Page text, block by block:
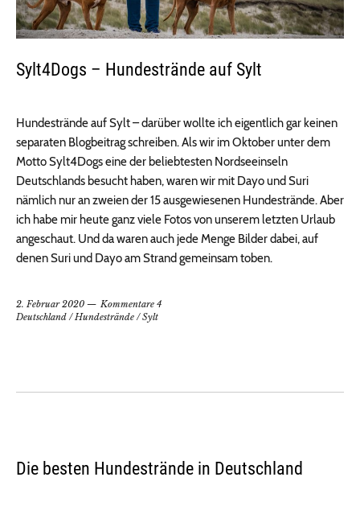
Sylt4Dogs – Hundestrände auf Sylt
Hundestrände auf Sylt – darüber wollte ich eigentlich gar keinen
separaten Blogbeitrag schreiben. Als wir im Oktober unter dem
Motto Sylt4Dogs eine der beliebtesten Nordseeinseln
Deutschlands besucht haben, waren wir mit Dayo und Suri
nämlich nur an zweien der 15 ausgewiesenen Hundestrände. Aber
ich habe mir heute ganz viele Fotos von unserem letzten Urlaub
angeschaut. Und da waren auch jede Menge Bilder dabei, auf
denen Suri und Dayo am Strand gemeinsam toben.
2. Februar 2020
Kommentare 4
Deutschland /Hundestrände /Sylt
Die besten Hundestrände in Deutschland